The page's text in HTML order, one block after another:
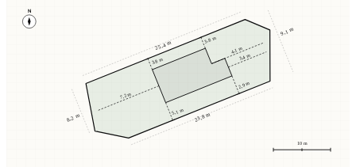
N
10 m
3,8 m
3,8 m
5,1 m
2,9 m
7,2 m
3,4 m
4,1 m
25,4 m
23,8 m
8,2 m
9,1 m